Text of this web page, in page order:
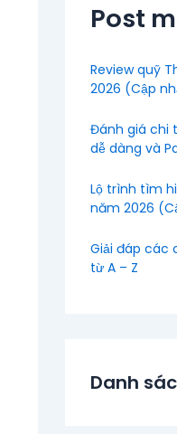
Post
Review quỹ
2026 (Cập
Đánh giá chi
dễ dàng và
Lộ trình tìm
năm 2026
Giải đáp các
từ A – Z
Danh